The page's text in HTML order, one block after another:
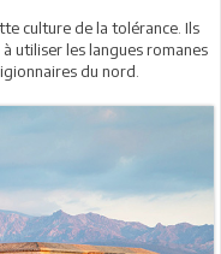
culture de la tolérance. Ils
utiliser les langues romanes
du nord.